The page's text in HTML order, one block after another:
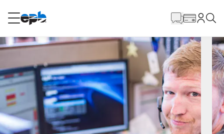
RESIDENCIAL
Internet
Energía
principal